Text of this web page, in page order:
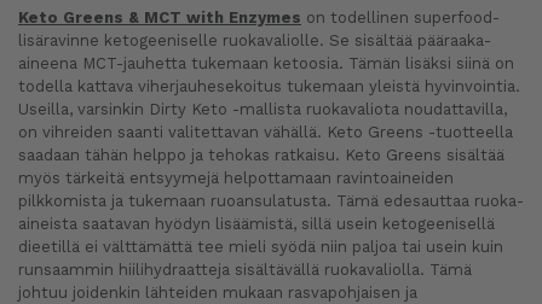
Keto Greens & MCT with Enzymes on todellinen superfood-
lisäravinne ketogeeniselle ruokavaliolle. Se sisältää pääraaka-
aineena MCT-jauhetta tukemaan ketoosia. Tämän lisäksi siinä on
todella kattava viherjauhesekoitus tukemaan yleistä hyvinvointia.
Useilla, varsinkin Dirty Keto -mallista ruokavaliota noudattavilla,
on vihreiden saanti valitettavan vähällä. Keto Greens -tuotteella
saadaan tähän helppo ja tehokas ratkaisu. Keto Greens sisältää
myös tärkeitä entsyymejä helpottamaan ravintoaineiden
pilkkomista ja tukemaan ruoansulatusta. Tämä edesauttaa ruoka-
aineista saatavan hyödyn lisäämistä, sillä usein ketogeenisellä
dieetillä ei välttämättä tee mieli syödä niin paljoa tai usein kuin
runsaammin hiilihydraatteja sisältävällä ruokavaliolla. Tämä
johtuu joidenkin lähteiden mukaan rasvapohjaisen ja